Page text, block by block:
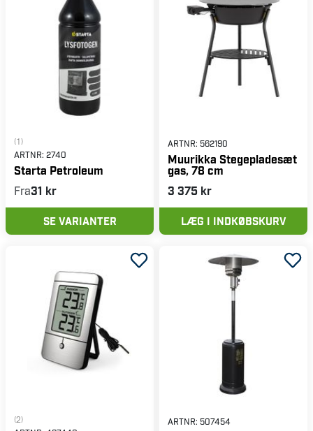
(1)
ARTNR: 2740
Starta Petroleum
Fra31 kr
SE VARIANTER
ARTNR: 562190
Muurikka Stegepladesæt
gas, 78 cm
3 375 kr
LÆG I INDKØBSKURV
(2)
ARTNR: 507454